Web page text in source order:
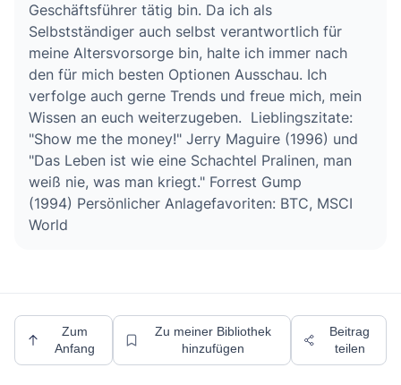
Geschäftsführer tätig bin. Da ich als
Selbstständiger auch selbst verantwortlich für
meine Altersvorsorge bin, halte ich immer nach
den für mich besten Optionen Ausschau. Ich
verfolge auch gerne Trends und freue mich, mein
Wissen an euch weiterzugeben. Lieblingszitate:
"Show me the money!" Jerry Maguire (1996) und
"Das Leben ist wie eine Schachtel Pralinen, man
weiß nie, was man kriegt." Forrest Gump
(1994) Persönlicher Anlagefavoriten: BTC, MSCI
World
Zum
Anfang
Zu meiner Bibliothek
hinzufügen
Beitrag
teilen